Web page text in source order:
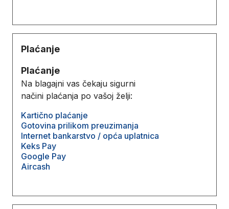
Plaćanje
Plaćanje
Na blagajni vas čekaju sigurni
načini plaćanja po vašoj želji:
Kartično plaćanje
Gotovina prilikom preuzimanja
Internet bankarstvo / opća uplatnica
Keks Pay
Google Pay
Aircash